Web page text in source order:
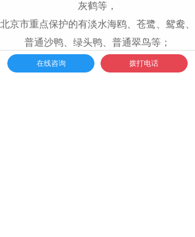
灰鹤等，
北京市重点保护的有淡水海鸥、苍鹭、鸳鸯、
普通沙鸭、绿头鸭、普通翠鸟等；
金海湖鱼类品种繁多，既有鱼、武昌鱼、
在线咨询 拨打电话